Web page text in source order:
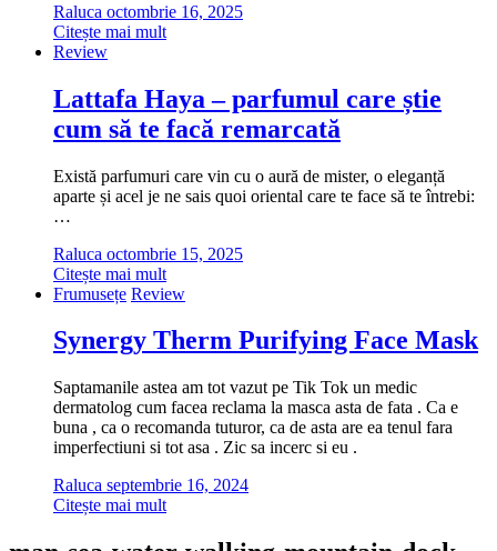
Raluca octombrie 16, 2025
Citește mai mult
Review
Lattafa Haya – parfumul care știe
cum să te facă remarcată
Există parfumuri care vin cu o aură de mister, o eleganță
aparte și acel je ne sais quoi oriental care te face să te întrebi:
…
Raluca octombrie 15, 2025
Citește mai mult
Frumusețe Review
Synergy Therm Purifying Face Mask
Saptamanile astea am tot vazut pe Tik Tok un medic
dermatolog cum facea reclama la masca asta de fata . Ca e
buna , ca o recomanda tuturor, ca de asta are ea tenul fara
imperfectiuni si tot asa . Zic sa incerc si eu .
Raluca septembrie 16, 2024
Citește mai mult